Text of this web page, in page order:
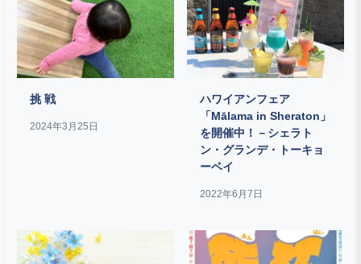
挑 戦
2024年3月25日
ハワイアンフェア
「Mālama in Sheraton」
を開催中！－シェラト
ン・グランデ・トーキョ
ーベイ
2022年6月7日